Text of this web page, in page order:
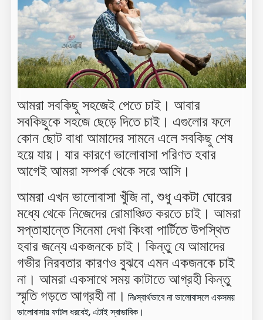
আমরা সবকিছু সহজেই পেতে চাই। আবার
সবকিছুকে সহজে ছেড়ে দিতে চাই। এগুলোর ফলে
কোন ছোট বাধা আমাদের সামনে এলে সবকিছু শেষ
হয়ে যায়। যার কারণে ভালোবাসা পরিণত হবার
আগেই আমরা সম্পর্ক থেকে সরে আসি।
আমরা এখন ভালোবাসা খুঁজি না, শুধু একটা ঘোরের
মধ্যে থেকে নিজেদের রোমাঞ্চিত করতে চাই। আমরা
সপ্তাহান্তে সিনেমা দেখা কিংবা পার্টিতে উপস্থিত
হবার জন্যে একজনকে চাই। কিন্তু যে আমাদের
গভীর নিরবতার কারণও বুঝবে এমন একজনকে চাই
না। আমরা একসাথে সময় কাটাতে আগ্রহী কিন্তু
স্মৃতি গড়তে আগ্রহী না। নিঃস্বার্থভাবে না ভালোবাসলে একসময়
ভালোবাসায় ফাটল ধরবেই, এটাই স্বাভাবিক।